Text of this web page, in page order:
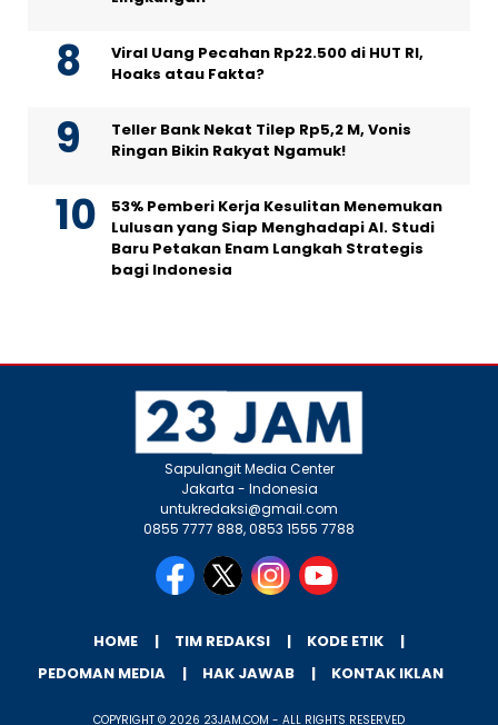
Viral Uang Pecahan Rp22.500 di HUT RI,
Hoaks atau Fakta?
Teller Bank Nekat Tilep Rp5,2 M, Vonis
Ringan Bikin Rakyat Ngamuk!
53% Pemberi Kerja Kesulitan Menemukan
Lulusan yang Siap Menghadapi AI. Studi
Baru Petakan Enam Langkah Strategis
bagi Indonesia
Sapulangit Media Center
Jakarta - Indonesia
untukredaksi@gmail.com
0855 7777 888, 0853 1555 7788
HOME TIM REDAKSI
KODE ETIK
PEDOMAN MEDIA
HAK JAWAB KONTAK IKLAN
COPYRIGHT © 2026 23JAM.COM - ALL RIGHTS RESERVED